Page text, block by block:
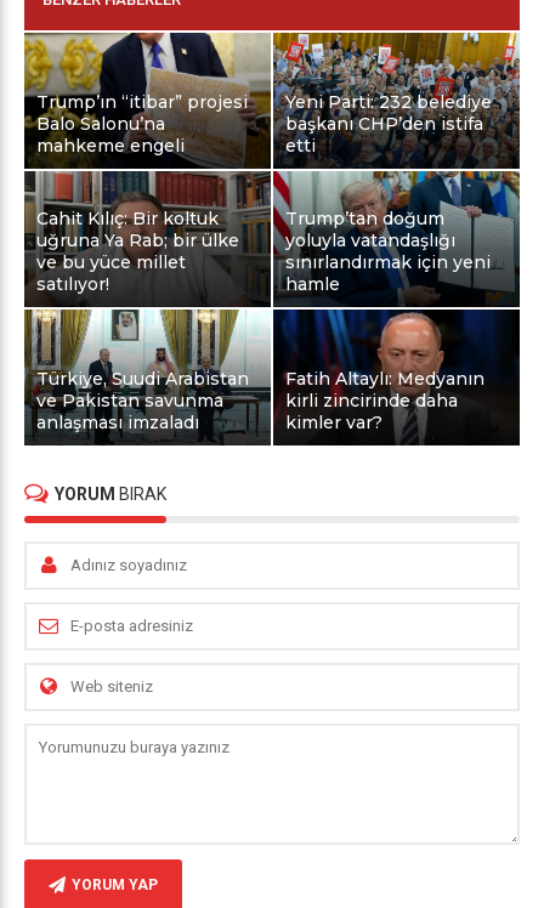
Trump’ın “itibar” projesi
Balo Salonu’na
mahkeme engeli
Yeni Parti: 232 belediye
başkanı CHP’den istifa
etti
Cahit Kılıç: Bir koltuk
uğruna Ya Rab; bir ülke
ve bu yüce millet
satılıyor!
Trump’tan doğum
yoluyla vatandaşlığı
sınırlandırmak için yeni
hamle
Türkiye, Suudi Arabistan
ve Pakistan savunma
anlaşması imzaladı
Fatih Altaylı: Medyanın
kirli zincirinde daha
kimler var?
YORUM BIRAK
YORUM YAP